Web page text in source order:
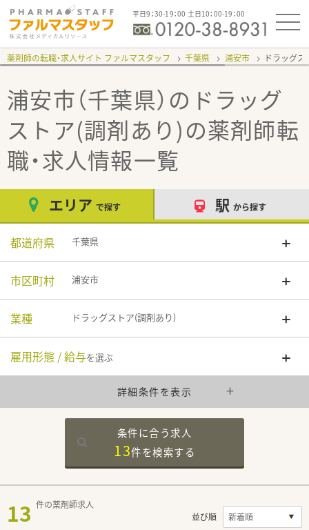
平日9：30-19：00 土日10：00-19：00
薬剤師の転職・求人サイト ファルマスタッフ 千葉県 浦安市 ドラッグ
浦安市（千葉県）のドラッグ
ストア(調剤あり)の薬剤師転
職・求人情報一覧
エリア で探す 駅 から探す
都道府県 千葉県
市区町村 浦安市
業種 ドラッグストア(調剤あり)
雇用形態 / 給与を選ぶ
詳細条件を表示
条件に合う求人
13件を検索する
13 件の薬剤師求人
並び順